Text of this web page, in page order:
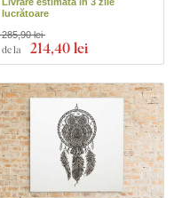
lucrătoare
de la 214,40 lei
285,90 lei